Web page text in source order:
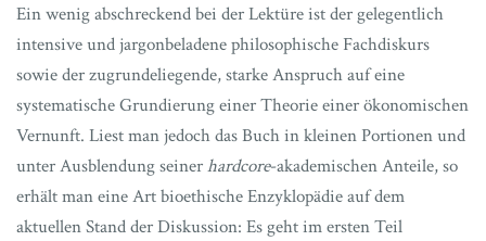
Ein wenig abschreckend bei der Lektüre ist der gelegentlich
intensive und jargonbeladene philosophische Fachdiskurs
sowie der zugrundeliegende, starke Anspruch auf eine
systematische Grundierung einer Theorie einer ökonomischen
Vernunft. Liest man jedoch das Buch in kleinen Portionen und
unter Ausblendung seinerhardcore-akademischen Anteile, so
erhält man eine Art bioethische Enzyklopädie auf dem
aktuellen Stand der Diskussion: Es geht im ersten Teil